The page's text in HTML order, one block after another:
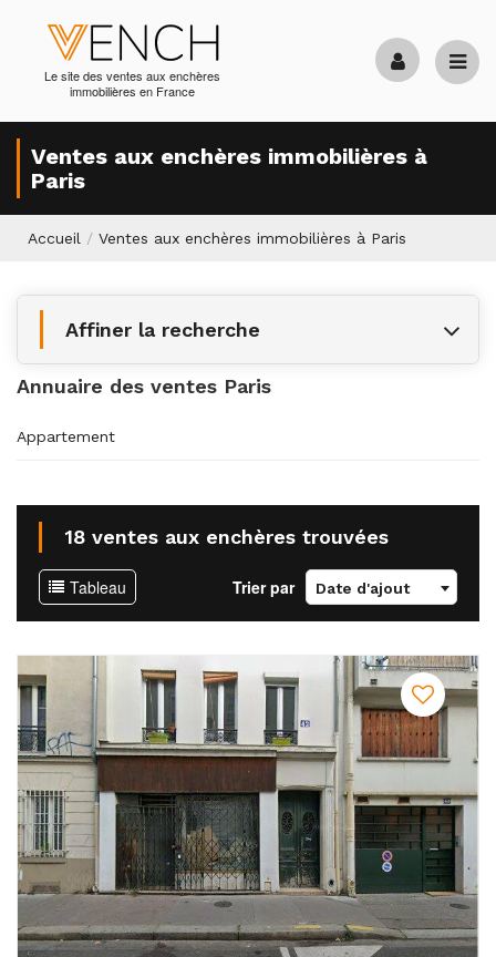
Le site des ventes aux enchères
immobilières en France
Ventes aux enchères immobilières à
Paris
Accueil / Ventes aux enchères immobilières à Paris
Affiner la recherche
Annuaire des ventes Paris
Appartement
18 ventes aux enchères trouvées
Tableau Trier par Date d'ajout